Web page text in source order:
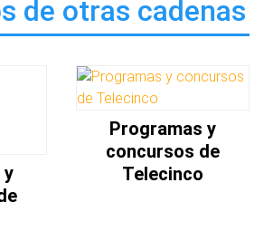
de otras cadenas
y
Programas y
concursos de
Telecinco